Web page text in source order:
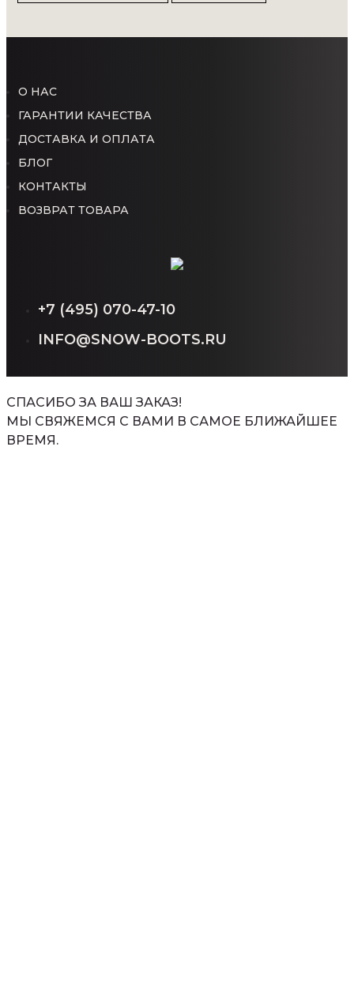
О НАС
ГАРАНТИИ КАЧЕСТВА
ДОСТАВКА И ОПЛАТА
БЛОГ
КОНТАКТЫ
ВОЗВРАТ ТОВАРА
+7 (495) 070-47-10
INFO@SNOW-BOOTS.RU
СПАСИБО ЗА ВАШ ЗАКАЗ!
МЫ СВЯЖЕМСЯ С ВАМИ В САМОЕ БЛИЖАЙШЕЕ
ВРЕМЯ.